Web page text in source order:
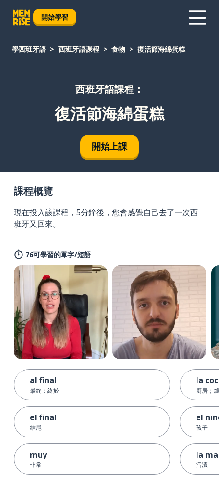
開始學習
學西班牙語 西班牙語課程 食物 復活節海綿蛋糕
西班牙語課程：
復活節海綿蛋糕
開始上課
課程概覽
現在投入該課程，5分鐘後，您會感覺自己去了一次西
班牙又回來。
76可學習的單字/短語
al final
最終；終於
el final
結尾
muy
非常
la
廚房；
el
孩子
la
污漬